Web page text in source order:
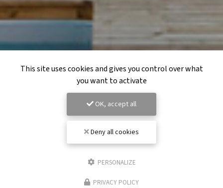
This site uses cookies and gives you control over what
you want to activate
OK, accept all
Deny all cookies
PERSONALIZE
PRIVACY POLICY